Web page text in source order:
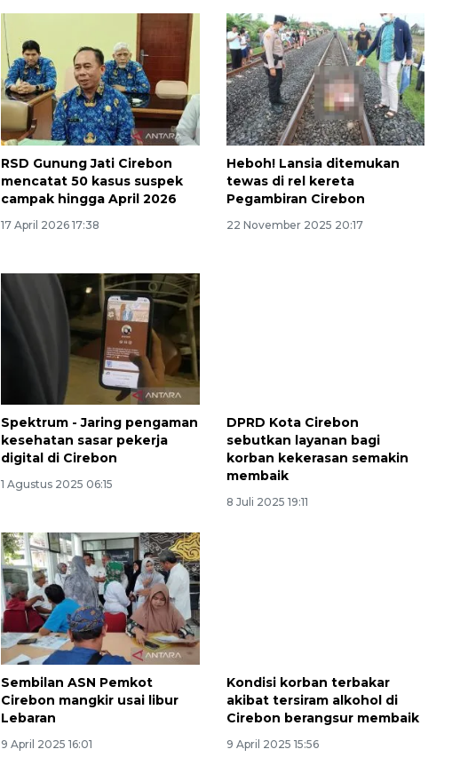
RSD Gunung Jati Cirebon
mencatat 50 kasus suspek
campak hingga April 2026
17 April 2026 17:38
Heboh! Lansia ditemukan
tewas di rel kereta
Pegambiran Cirebon
22 November 2025 20:17
Spektrum - Jaring pengaman
kesehatan sasar pekerja
digital di Cirebon
1 Agustus 2025 06:15
DPRD Kota Cirebon
sebutkan layanan bagi
korban kekerasan semakin
membaik
8 Juli 2025 19:11
Sembilan ASN Pemkot
Cirebon mangkir usai libur
Lebaran
9 April 2025 16:01
Kondisi korban terbakar
akibat tersiram alkohol di
Cirebon berangsur membaik
9 April 2025 15:56
Vaksin HPV untuk siswa laki-
2026-08-06 06:30:00